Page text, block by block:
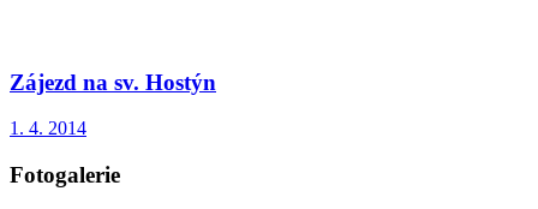
Zájezd na sv. Hostýn
1. 4. 2014
Fotogalerie